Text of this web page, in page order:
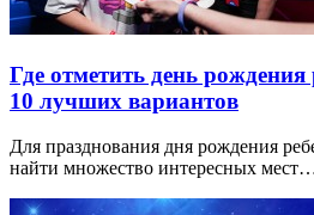
Где отметить день
10 лучших вариантов
Для празднования дня рождения
найти множество интересных